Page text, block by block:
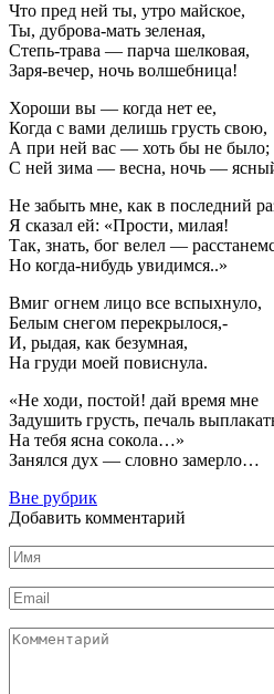
Что пред ней ты, утро майское,
Ты, дуброва-мать зеленая,
Степь-трава — парча шелковая,
Заря-вечер, ночь волшебница!
Хороши вы — когда нет ее,
Когда с вами делишь грусть свою,
А при ней вас — хоть бы не было;
С ней зима — весна, ночь —
Не забыть мне, как в последний
Я сказал ей: «Прости, милая!
Так, знать, бог велел —
Но когда-нибудь увидимся..»
Вмиг огнем лицо все вспыхнуло,
Белым снегом перекрылося,-
И, рыдая, как безумная,
На груди моей повиснула.
«Не ходи, постой! дай время мне
Задушить грусть, печаль
На тебя ясна сокола…»
Занялся дух — словно замерло…
Вне рубрик
Добавить комментарий
Имя
Email
Комментарий